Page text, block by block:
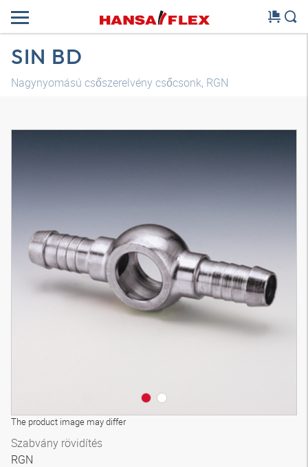
SIN BD
Nagynyomású csőszerelvény csőcsonk, RGN
The product image may differ
Szabvány rövidítés
RGN